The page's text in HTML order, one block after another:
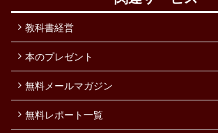
教科書経営
本のプレゼント
無料メールマガジン
無料レポート一覧